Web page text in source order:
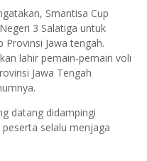
Smantisa Cup
3 Salatiga untuk
Jawa tengah.
lahir pemain-pemain voli
Jawa Tengah
datang didampingi
selalu menjaga